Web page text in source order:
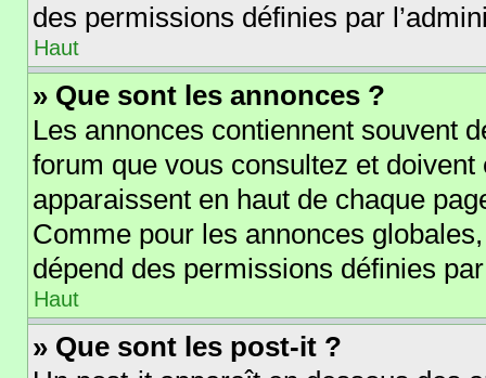
des permissions définies par
Haut
» Que sont les annonces ?
Les annonces contiennent souvent
forum que vous consultez et
apparaissent en haut de chaque
Comme pour les annonces
dépend des permissions définies
Haut
» Que sont les post-it ?